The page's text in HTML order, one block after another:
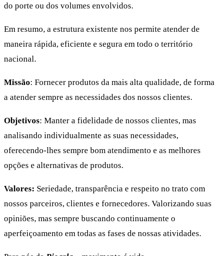
do porte ou dos volumes envolvidos.
Em resumo, a estrutura existente nos permite atender de
maneira rápida, eficiente e segura em todo o território
nacional.
Missão: Fornecer produtos da mais alta qualidade, de forma
a atender sempre as necessidades dos nossos clientes.
Objetivos: Manter a fidelidade de nossos clientes, mas
analisando individualmente as suas necessidades,
oferecendo-lhes sempre bom atendimento e as melhores
opções e alternativas de produtos.
Valores: Seriedade, transparência e respeito no trato com
nossos parceiros, clientes e fornecedores. Valorizando suas
opiniões, mas sempre buscando continuamente o
aperfeiçoamento em todas as fases de nossas atividades.